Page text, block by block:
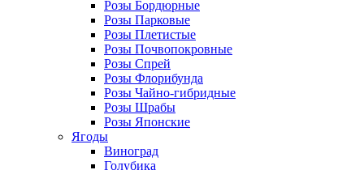
Розы Бордюрные
Розы Парковые
Розы Плетистые
Розы Почвопокровные
Розы Спрей
Розы Флорибунда
Розы Чайно-гибридные
Розы Шрабы
Розы Японские
Ягоды
Виноград
Голубика